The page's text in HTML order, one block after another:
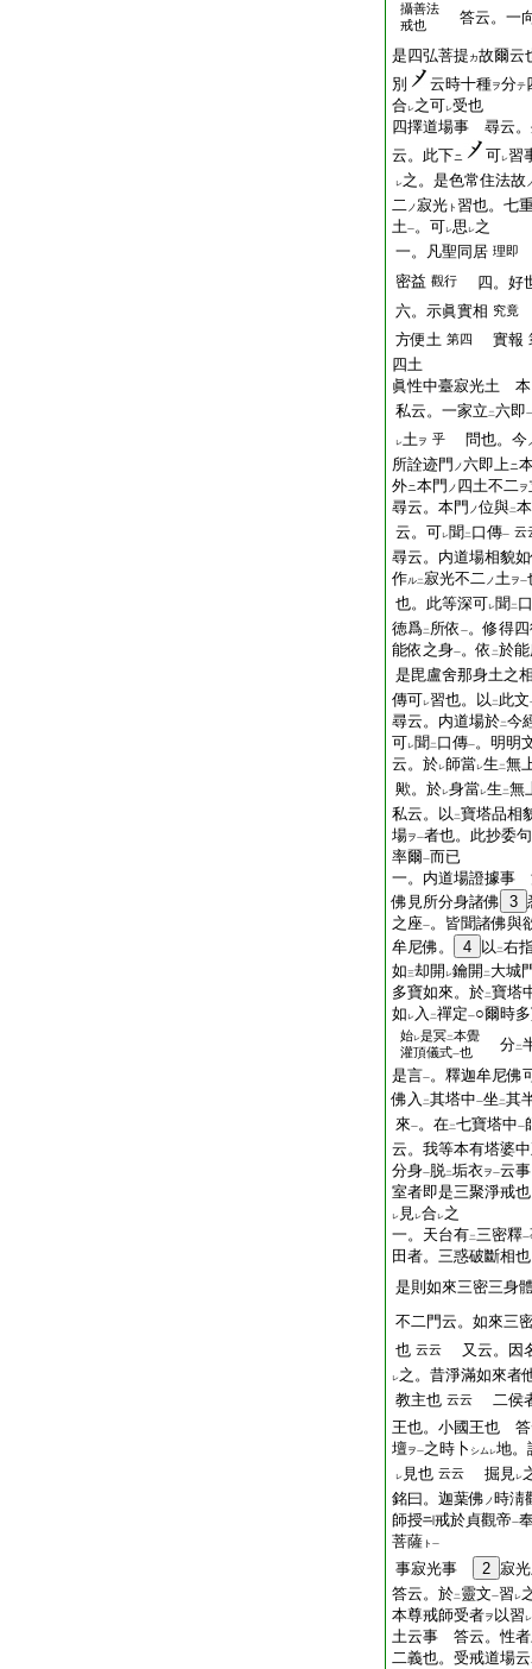
攝善法
戒也
答云。一
是四弘菩提 カ故爾云
別
云時十種ヲ分テ
合レ之可レ受也
四擇道場事 尋云
云。此下ニ 可レ習
レ之。是色常住法故
二ノ寂光 ト 習也。七
土一。可レ思 レ之
一。凡聖同居 理即
密益 觀行
四。好
六。示眞實相 究竟
方便土 第四 實報
四土
眞性中臺寂光土 本
私云。一家立 二六即一
レ土ヲ 乎 問也。今
所詮迹門 ノ六即上ニ
外ニ本門 ノ 四土不二ヲ
尋云。本門 ノ位與二
云。可レ聞 二 口傳一 云
尋云。内道場相貌
作ル二寂光不二ノ土ヲ一
也。此等深可レ聞 二
徳爲二 所依 一。修得
能依之身一。依 二於
是毘盧舍那身土之
傳可レ習也。以 二 此文
尋云。内道場於二今
可レ聞 二 口傳一。明明
云。於レ師當レ生 二無
歟。於レ身當レ生 二無
私云。以 二寶塔品相
場ヲ一者也。此抄委
率爾一而已
一。内道場證據事
佛見所分身諸佛 3
之座一。皆聞諸佛與
牟尼佛。
4 以 二右
如三却開 レ鑰開 二 大城
多寶如來。於二寶塔
如 レ 入 二禪定一○爾時
始レ是冥二本覺
灌頂儀式一也 分二
是言一。釋迦牟尼佛
佛入 二其塔中一坐 二其
來一。在二七寶塔中一
云。我等本有塔婆
分身一脱二垢衣ヲ一云
室者即是三聚淨戒
レ 見レ合レ之
一。天台有二三密釋一
田者。三惑破斷相
是則如來三密三身
不二門云。如來三
也 云云 又云。因
レ之。昔淨滿如來者
教主也 云云
二侯
王也。小國王也 答
壇ヲ一之時卜 シムレ地。
レ 見也 云云 掘見レ
銘曰。迦葉佛 ノ時淸
師授
戒於貞觀帝一
菩薩 ト 一
事寂光事 2 寂
答云。於二 靈文一習 レ
本尊戒師受者ヲ 以習 レ
土云事 答云。性者
二義也。受戒道場云